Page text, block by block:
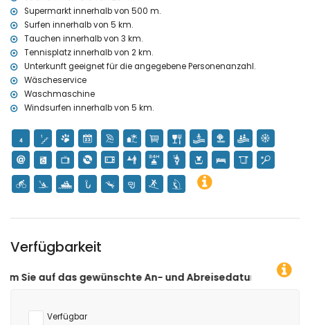
Supermarkt innerhalb von 500 m.
Surfen innerhalb von 5 km.
Tauchen innerhalb von 3 km.
Tennisplatz innerhalb von 2 km.
Unterkunft geeignet für die angegebene Personenanzahl.
Wäscheservice
Waschmaschine
Windsurfen innerhalb von 5 km.
Verfügbarkeit
An- und Abreisedatum klicken!
Verfügbar